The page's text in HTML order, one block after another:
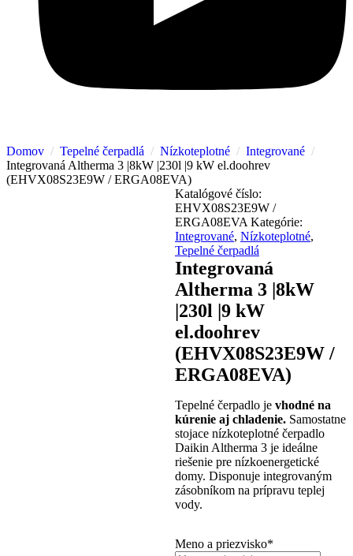
Domov Tepelné čerpadlá Nízkoteplotné
Integrované
Integrovaná Altherma 3 |8kW |230l |9 kW el.doohrev
(EHVX08S23E9W / ERGA08EVA)
Katalógové číslo:
EHVX08S23E9W /
ERGA08EVA Kategórie:
Integrované, Nízkoteplotné,
Tepelné čerpadlá
Integrovaná
Altherma 3 |8kW
|230l |9 kW
el.doohrev
(EHVX08S23E9W /
ERGA08EVA)
Tepelné čerpadlo je vhodné na
kúrenie aj chladenie. Samostatne
stojace nízkoteplotné čerpadlo
Daikin Altherma 3 je ideálne
riešenie pre nízkoenergetické
domy. Disponuje integrovaným
zásobníkom na prípravu teplej
vody.
Meno a priezvisko*